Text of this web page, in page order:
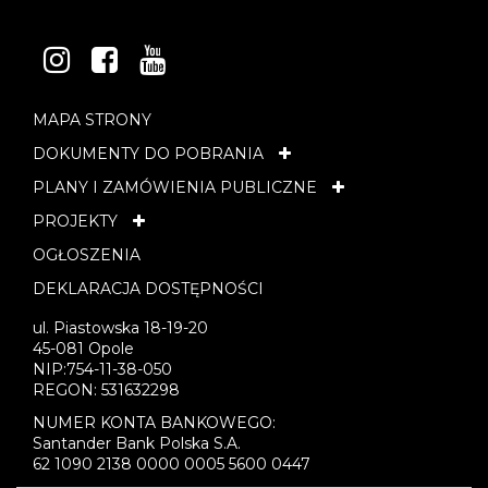
INSTAGRAM
FACEBOOK
YOUTUBE
MAPA STRONY
DOKUMENTY DO POBRANIA
PLANY I ZAMÓWIENIA PUBLICZNE
PROJEKTY
OGŁOSZENIA
DEKLARACJA DOSTĘPNOŚCI
ul. Piastowska 18-19-20
45-081 Opole
NIP:754-11-38-050
REGON: 531632298
NUMER KONTA BANKOWEGO:
Santander Bank Polska S.A.
62 1090 2138 0000 0005 5600 0447